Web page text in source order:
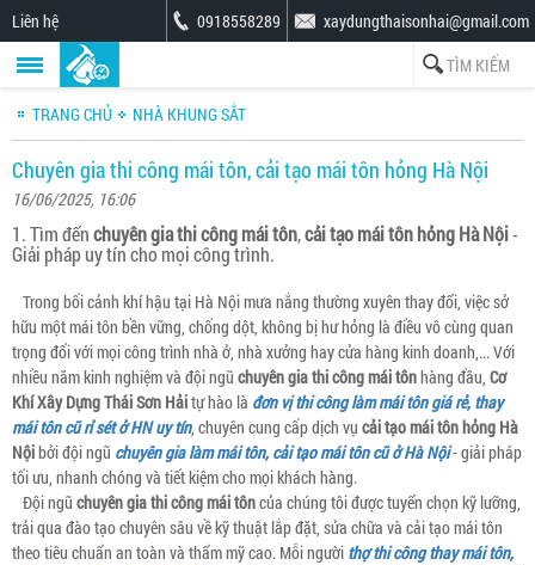
Liên hệ xaydungthaisonhai@gmail.com
0918558289
TRANG CHỦ NHÀ KHUNG SẮT
Chuyên gia thi công mái tôn, cải tạo mái tôn hỏng Hà Nội
16/06/2025, 16:06
1. Tìm đếnchuyên gia thi công mái tôn,cải tạo mái tôn hỏng Hà Nội-
Giải pháp uy tín cho mọi công trình.
Trong bối cảnh khí hậu tại Hà Nội mưa nắng thường xuyên thay đổi, việc sở
hữu một mái tôn bền vững, chống dột, không bị hư hỏng là điều vô cùng quan
trọng đối với mọi công trình nhà ở, nhà xưởng hay cửa hàng kinh doanh,... Với
nhiều năm kinh nghiệm và đội ngũ chuyên gia thi công mái tônhàng đầu, Cơ
Khí Xây Dựng Thái Sơn Hảitự hào là đơn vị thi công làm mái tôn giá rẻ, thay
mái tôn cũ rỉ sét ở HN uy tín, chuyên cung cấp dịch vụ cải tạo mái tôn hỏng Hà
Nộibởi đội ngũ chuyên gia làm mái tôn, cải tạo mái tôn cũ ở Hà Nội- giải pháp
tối ưu, nhanh chóng và tiết kiệm cho mọi khách hàng.
Đội ngũ chuyên gia thi công mái tôncủa chúng tôi được tuyển chọn kỹ lưỡng,
trải qua đào tạo chuyên sâu về kỹ thuật lắp đặt, sửa chữa và cải tạo mái tôn
theo tiêu chuẩn an toàn và thẩm mỹ cao. Mỗi người thợ thi công thay mái tôn,